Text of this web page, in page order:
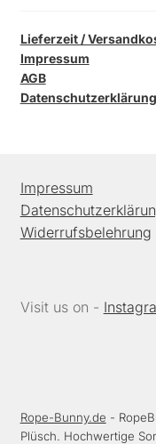
Lieferzeit /
Impressum
AGB
Datenschutzerklärung
Impressum
Widerrufsbelehrung
Visit us on -
Rope-Bunny.de -
Plüsch. Hochwertige